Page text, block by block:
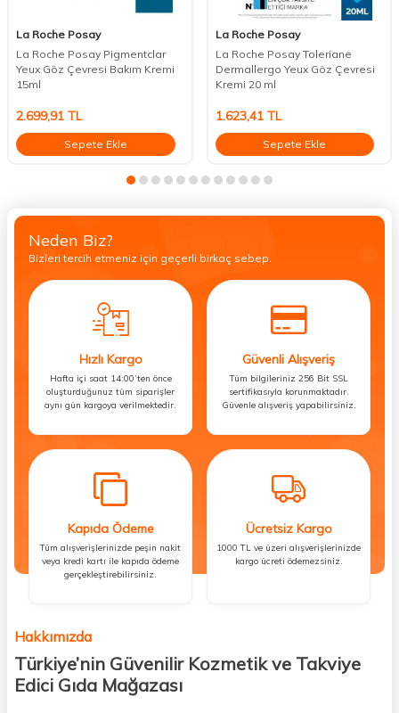
La Roche Posay
La Roche Posay Pigmentclar
Yeux Göz Çevresi Bakım Kremi
15ml
2.699,91 TL
Sepete Ekle
La Roche Posay
La Roche Posay Toleriane
Dermallergo Yeux Göz Çevresi
Kremi 20 ml
1.623,41TL
Sepete Ekle
Neden Biz?
Bizleri tercih etmeniz için geçerli birkaç sebep.
Hızlı Kargo
Hafta içi saat 14:00’ten önce
oluşturduğunuz tüm siparişler
aynı gün kargoya verilmektedir.
Güvenli Alışveriş
Tüm bilgileriniz 256 Bit SSL
sertifikasıyla korunmaktadır.
Güvenle alışveriş yapabilirsiniz.
Kapıda Ödeme
Tüm alışverişlerinizde peşin nakit
veya kredi kartı ile kapıda ödeme
gerçekleştirebilirsiniz.
Ücretsiz Kargo
1000 TL ve üzeri alışverişlerinizde
kargo ücreti ödemezsiniz.
Hakkımızda
Türkiye’nin Güvenilir Kozmetik ve Takviye
Edici Gıda Mağazası